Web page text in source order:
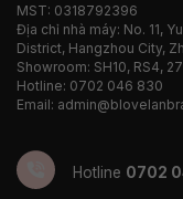
MST: 0318792396
Địa chỉ nhà máy: No. 11,
District, Hangzhou City,
Showroom: SH10, RS4,
Hotline: 0702 046 830
Email:
Hotline 0702